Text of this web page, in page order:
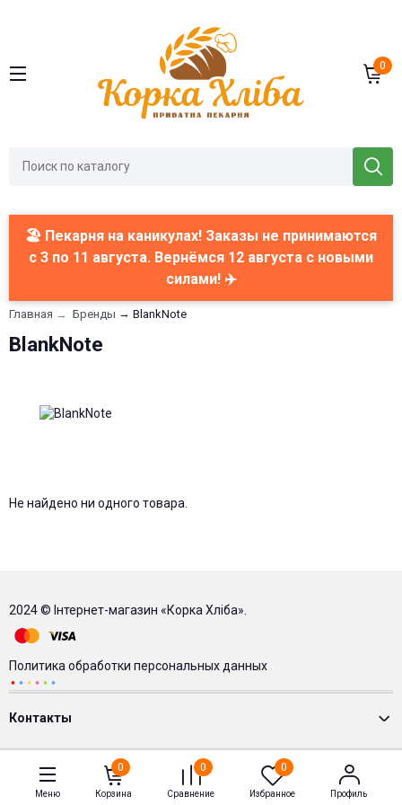
0
🏖️ Пекарня на каникулах! Заказы не принимаются
с 3 по 11 августа. Вернёмся 12 августа с новыми
силами! ✈️
Главная → Бренды → BlankNote
BlankNote
Не найдено ни одного товара.
2024 © Інтернет-магазин «Корка Хліба».
Политика обработки персональных данных
Контакты
Меню
0
Корзина
0
Сравнение
0
Избранное Профиль